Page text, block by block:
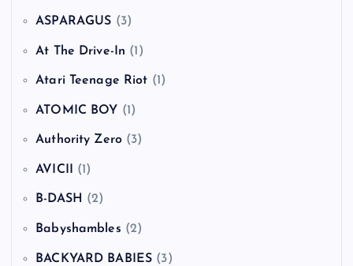
ASPARAGUS (3)
At The Drive-In (1)
Atari Teenage Riot (1)
ATOMIC BOY (1)
Authority Zero (3)
AVICII (1)
B-DASH (2)
Babyshambles (2)
BACKYARD BABIES (3)